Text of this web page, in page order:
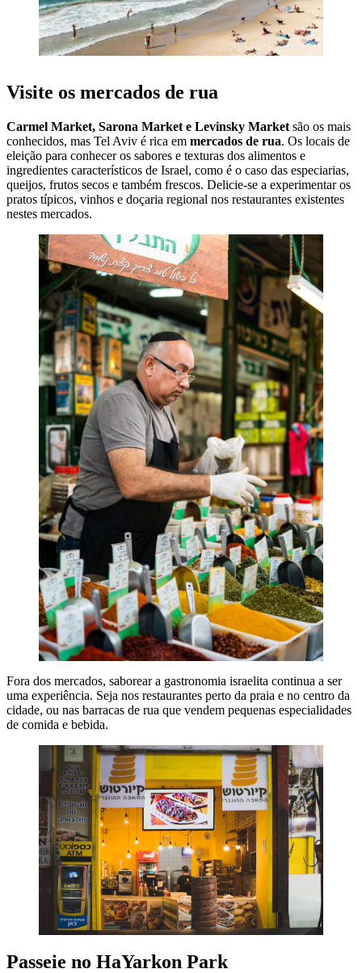
Visite os mercados de rua
Carmel Market, Sarona Market e Levinsky Market são os mais
conhecidos, mas Tel Aviv é rica em mercados de rua. Os locais de
eleição para conhecer os sabores e texturas dos alimentos e
ingredientes característicos de Israel, como é o caso das especiarias,
queijos, frutos secos e também frescos. Delicie-se a experimentar os
pratos típicos, vinhos e doçaria regional nos restaurantes existentes
nestes mercados.
Fora dos mercados, saborear a gastronomia israelita continua a ser
uma experiência. Seja nos restaurantes perto da praia e no centro da
cidade, ou nas barracas de rua que vendem pequenas especialidades
de comida e bebida.
Passeie no HaYarkon Park